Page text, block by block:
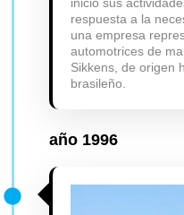
respuesta a la
una empresa
automotrices de
Sikkens, de origen
brasileño.
año 1996